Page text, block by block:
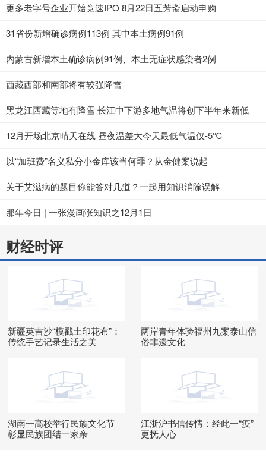
更多老字号企业开始竞速IPO 8月22日五芳斋启动申购
31省份新增确诊病例113例 其中本土病例91例
内蒙古新增本土确诊病例91例、本土无症状感染者2例
西藏西部和南部将有较强降雪
黑龙江西藏等地有降雪 长江中下游多地气温将创下半年来新低
12月开场北京晴天在线 昼夜温差大今天最低气温仅-5℃
以“加班费”名义私分小金库该当何罪？从金健案说起
关于艾滋病的题目你能答对几道？一起用知识消除误解
那年今日 | 一张漫画涨知识之12月1日
财经时评
新疆英吉沙“模戳土印花布”：
传统手艺记录生活之美
两岸青年体验福州九案泰山信
俗非遗文化
湖南一高校举行民族文化节
彰显民族团结一家亲
江浙沪书信传情：经此一“疫”
更抚人心